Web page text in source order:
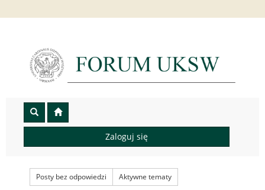
Zaloguj się
Posty bez odpowiedzi Aktywne tematy